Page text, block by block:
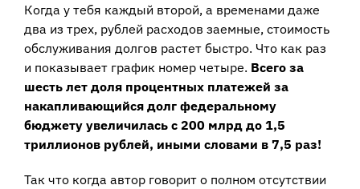
Когда у тебя каждый второй, а временами даже
два из трех, рублей расходов заемные, стоимость
обслуживания долгов растет быстро. Что как раз
и показывает график номер четыре. Всего за
шесть лет доля процентных платежей за
накапливающийся долг федеральному
бюджету увеличилась с 200 млрд до 1,5
триллионов рублей, иными словами в 7,5 раз!
Так что когда автор говорит о полном отсутствии